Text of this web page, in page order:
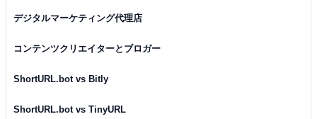
デジタルマーケティング代理店
コンテンツクリエイターとブロガー
ShortURL.bot vs Bitly
ShortURL.bot vs TinyURL